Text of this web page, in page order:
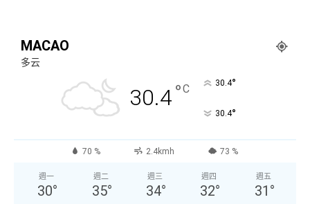
MACAO
多云
30.4°C 30.4°
30.4°
70 % 2.4kmh 73 %
週一
30°
週二
35°
週三
34°
週四
32°
週五
31 °